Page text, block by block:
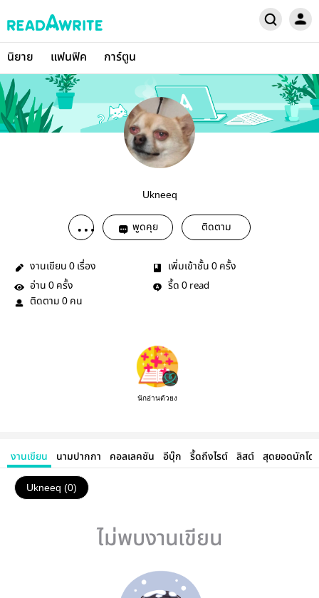
นิยาย แฟนฟิค การ์ตูน
Ukneeq
พูดคุย ติดตาม
งานเขียน 0 เรื่อง เพิ่มเข้าชั้น 0 ครั้ง
อ่าน 0 ครั้ง รี้ด 0 read
ติดตาม 0 คน
นักอ่านตัวยง
งานเขียน นามปากกา คอลเลคชัน อีบุ๊ก รี้ดถึงไรต์ ลิสต์ สุดยอดนักโด
Ukneeq (0)
ไม่พบงานเขียน